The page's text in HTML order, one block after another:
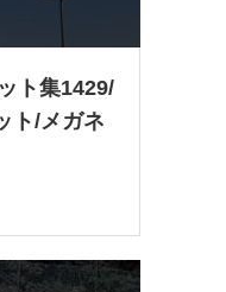
ト集1429/
ト/メガネ